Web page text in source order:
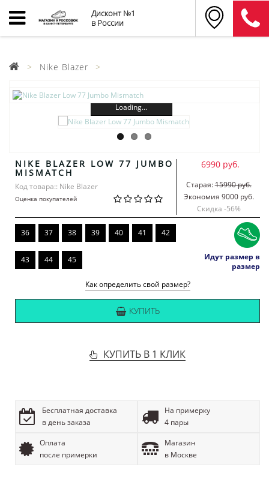
Дисконт №1
в России
Nike Blazer
Loading...
NIKE BLAZER LOW 77 JUMBO
MISMATCH
Код товара:: Nike Blazer
Оценка покупателей
6990 руб.
Старая:15990 руб.
Экономия 9000 руб.
Скидка -56%
36 37 38 39 40 41 42
43 44 45
Идут размер в
размер
Как определить свой размер?
КУПИТЬ
КУПИТЬ В 1 КЛИК
Бесплатная доставка
в день заказа
На примерку
4 пары
Оплата
после примерки
Магазин
в Москве